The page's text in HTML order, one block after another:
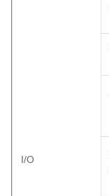
I/O